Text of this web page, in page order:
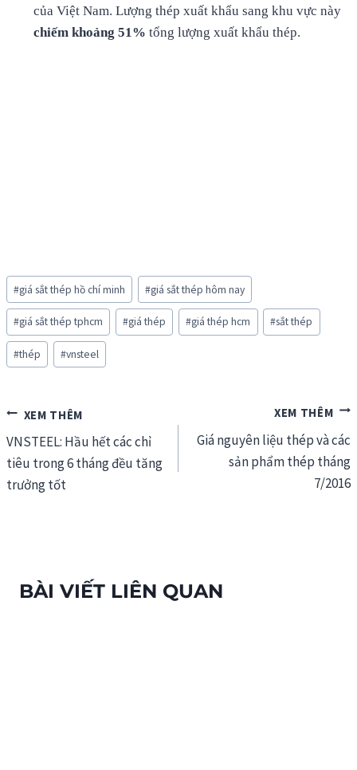
của Việt Nam. Lượng thép xuất khẩu sang khu vực này
chiếm khoảng 51% tổng lượng xuất khẩu thép.
Post
Tags:
#giá sắt thép hồ chí minh #giá sắt thép hôm nay
#giá sắt thép tphcm #giá thép #giá thép hcm #sắt thép
#thép #vnsteel
Điều
hướng
bài
VNSTEEL: Hầu hết các chỉ
tiêu trong 6 tháng đều tăng
trưởng tốt
Giá nguyên liệu thép và các
sản phẩm thép tháng
7/2016
BÀI VIẾT LIÊN QUAN